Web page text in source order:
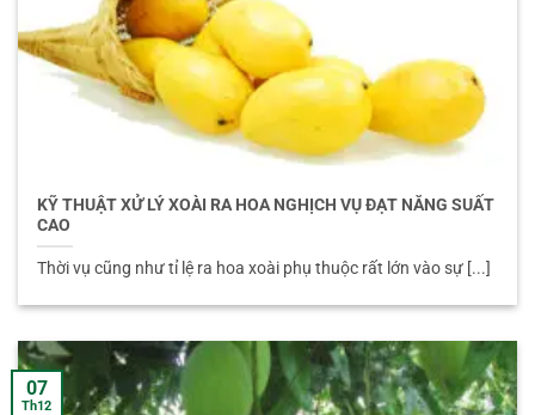
KỸ THUẬT XỬ LÝ XOÀI RA HOA NGHỊCH VỤ ĐẠT NĂNG SUẤT
CAO
Thời vụ cũng như tỉ lệ ra hoa xoài phụ thuộc rất lớn vào sự [...]
07
Th12